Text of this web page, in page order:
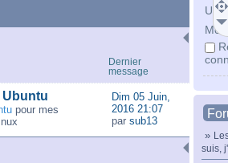
Mot
»
suis,
Dernier
message
Ubuntu
pour mes
Dim 05 Juin,
2016 21:07
par sub13